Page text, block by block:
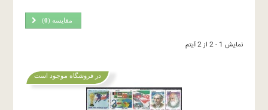
مقایسه (0
)
نمایش 1 - 2 از 2 آیتم
در فروشگاه موجود است